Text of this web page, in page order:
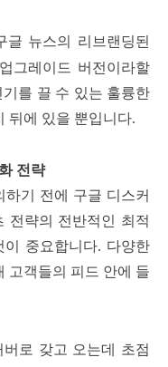
뉴스의 리브랜딩된
그레이드 버전이라할
를 끌 수 있는 훌륭한
뒤에 있을 뿐입니다.
전략
기 전에 구글 디스커
전략의 전반적인 최적
중요합니다. 다양한
고객들의 피드 안에 들
로 갖고 오는데 초점